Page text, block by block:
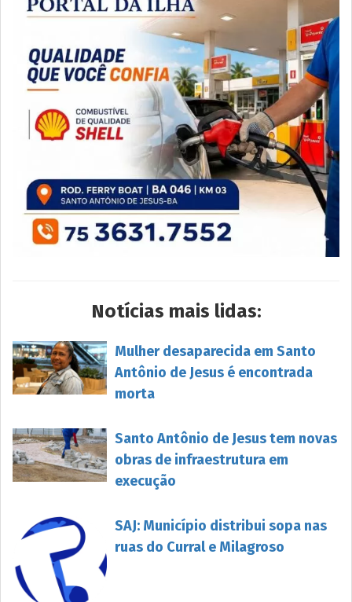
Notícias mais lidas:
Mulher desaparecida em Santo
Antônio de Jesus é encontrada
morta
Santo Antônio de Jesus tem novas
obras de infraestrutura em
execução
SAJ: Município distribui sopa nas
ruas do Curral e Milagroso